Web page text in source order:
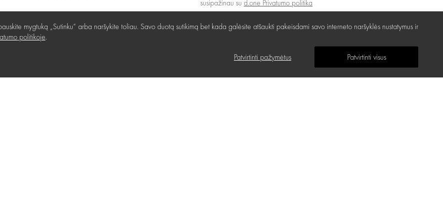
I - VII 10:00 - 21:00
rekvizitai›
susipažinau sud.one Privatumo politika
mygtuką „Sutinku“ arba naršykite toliau. Savo duotą sutikimą bet kada galėsite atšaukti pakeisdami savo interneto naršyklės nustatymus ir
politikoje.
Patvirtinti pažymėtus Patvirtinti visus